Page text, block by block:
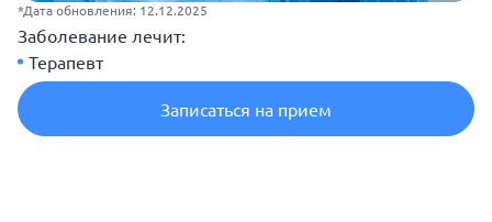
*Дата обновления: 12.12.2025
Заболевание лечит:
Терапевт
Записаться на прием